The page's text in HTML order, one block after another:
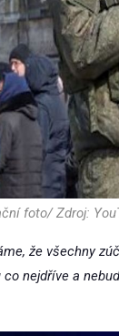
foto/ Zdroj:
že všechny
nejdříve a